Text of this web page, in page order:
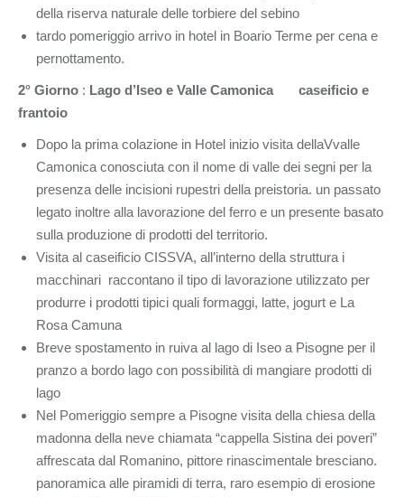
della riserva naturale delle torbiere del sebino
tardo pomeriggio arrivo in hotel in Boario Terme per cena e
pernottamento.
2° Giorno : Lago d’Iseo e Valle Camonica caseificio e
frantoio
Dopo la prima colazione in Hotel inizio visita dellaVvalle
Camonica conosciuta con il nome di valle dei segni per la
presenza delle incisioni rupestri della preistoria. un passato
legato inoltre alla lavorazione del ferro e un presente basato
sulla produzione di prodotti del territorio.
Visita al caseificio CISSVA, all’interno della struttura i
macchinari raccontano il tipo di lavorazione utilizzato per
produrre i prodotti tipici quali formaggi, latte, jogurt e La
Rosa Camuna
Breve spostamento in ruiva al lago di Iseo a Pisogne per il
pranzo a bordo lago con possibilità di mangiare prodotti di
lago
Nel Pomeriggio sempre a Pisogne visita della chiesa della
madonna della neve chiamata “cappella Sistina dei poveri”
affrescata dal Romanino, pittore rinascimentale bresciano.
panoramica alle piramidi di terra, raro esempio di erosione